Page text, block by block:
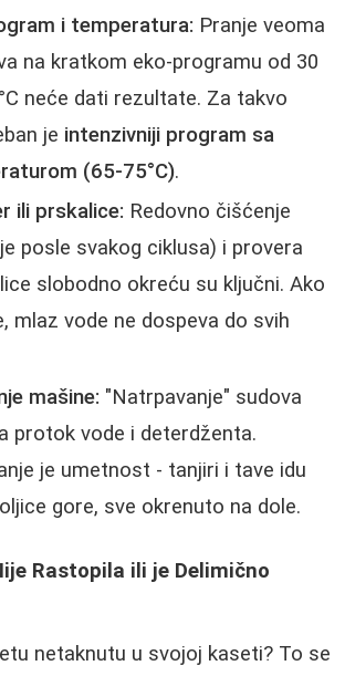
i temperatura: Pranje veoma
na kratkom eko-programu od 30
neće dati rezultate. Za takvo
je intenzivniji program sa
(65-75°C).
ili prskalice: Redovno čišćenje
posle svakog ciklusa) i provera
slobodno okreću su ključni. Ako
mlaz vode ne dospeva do svih
mašine: "Natrpavanje" sudova
protok vode i deterdženta.
je umetnost - tanjiri i tave idu
gore, sve okrenuto na dole.
Rastopila ili je Delimično
netaknutu u svojoj kaseti? To se